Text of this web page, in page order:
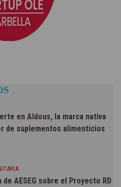
en Aldous, la marca nativa
de suplementos alimenticios
AESEG sobre el Proyecto RD